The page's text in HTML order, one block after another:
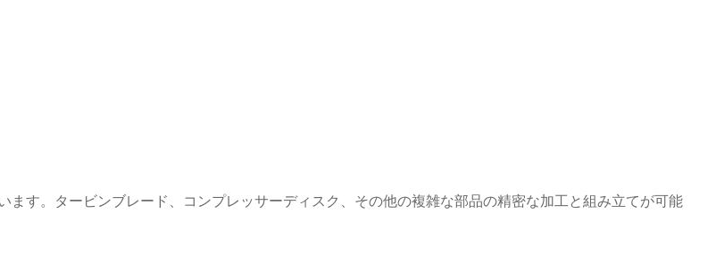
す。タービンブレード、コンプレッサーディスク、その他の複雑な部品の精密な加工と組み立てが可能